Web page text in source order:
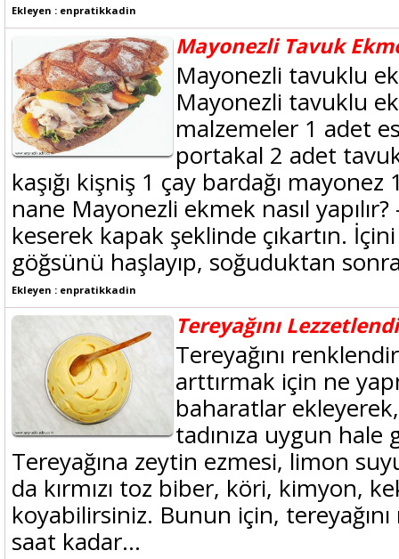
Ekleyen : enpratikkadin
Mayonezli Tavuk
Mayonezli tavuklu
Mayonezli tavuklu
malzemeler 1 adet
portakal 2 adet
kaşığı kişniş 1 çay bardağı mayonez
nane Mayonezli ekmek nasıl
keserek kapak şeklinde çıkartın.
göğsünü haşlayıp, soğuduktan
Ekleyen : enpratikkadin
Tereyağını
Tereyağını
arttırmak için ne
baharatlar
tadınıza uygun
Tereyağına zeytin ezmesi, limon
da kırmızı toz biber, köri, kimyon,
koyabilirsiniz. Bunun için, tereyağını
saat kadar...